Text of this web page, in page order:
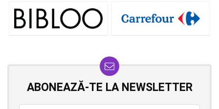
ABONEAZĂ-TE LA NEWSLETTER